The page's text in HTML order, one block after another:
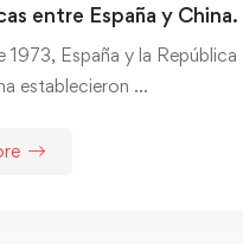
entre España y China.
1973, España y la República
establecieron …